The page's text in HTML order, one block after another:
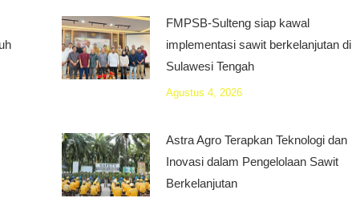
FMPSB-Sulteng siap kawal
implementasi sawit berkelanjutan di
Sulawesi Tengah
Agustus 4, 2026
Astra Agro Terapkan Teknologi dan
Inovasi dalam Pengelolaan Sawit
Berkelanjutan